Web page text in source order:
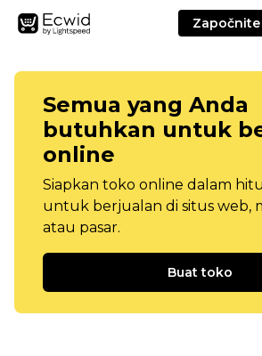
Semua yang Anda
butuhkan untuk
online
Siapkan toko online dalam
untuk berjualan di situs web,
atau pasar.
Buat toko